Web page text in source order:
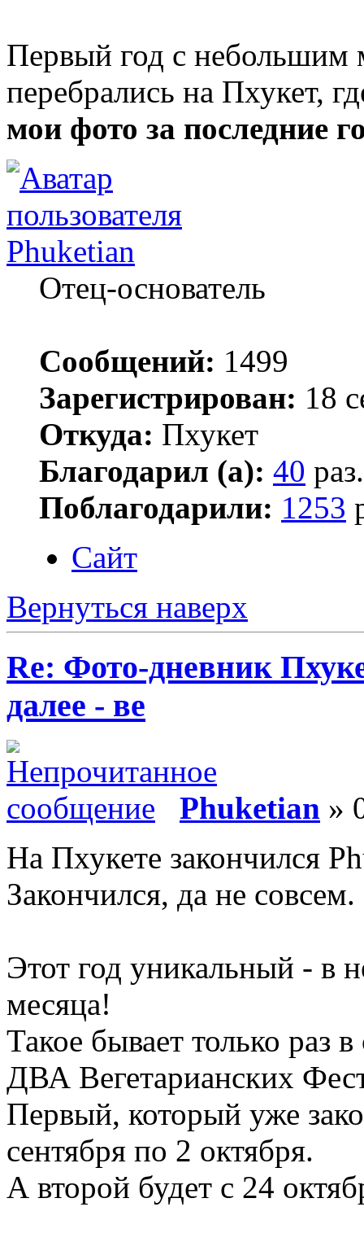
Первый год с небольшим
перебрались на Пхукет,
мои фото за последние
Phuketian
Отец-основатель
Сообщений: 1499
Зарегистрирован: 18
Откуда: Пхукет
Благодарил (а): 40 раз.
Поблагодарили: 1253
Сайт
Вернуться наверх
Re: Фото-дневник
далее - ве
Phuketian »
На Пхукете закончился
Закончился, да не совсем.
Этот год уникальный - в
месяца!
Такое бывает только раз
ДВА Вегетарианских
Первый, который уже
сентября по 2 октября.
А второй будет с 24